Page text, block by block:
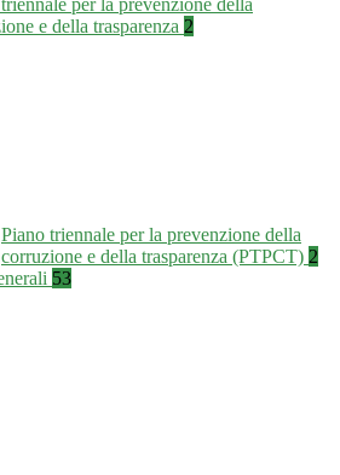
per la prevenzione della
e della trasparenza 2
Piano triennale per la prevenzione della
corruzione e della trasparenza (PTPCT) 2
53